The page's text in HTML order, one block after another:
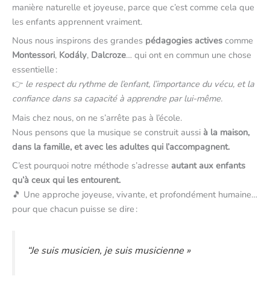
manière naturelle et joyeuse, parce que c’est comme cela que
les enfants apprennent vraiment.
Nous nous inspirons des grandes pédagogies actives comme
Montessori, Kodály, Dalcroze… qui ont en commun une chose
essentielle :
👉 le respect du rythme de l’enfant, l’importance du vécu, et la
confiance dans sa capacité à apprendre par lui-même.
Mais chez nous, on ne s’arrête pas à l’école.
Nous pensons que la musique se construit aussi à la maison,
dans la famille, et avec les adultes qui l’accompagnent.
C’est pourquoi notre méthode s’adresse autant aux enfants
qu’à ceux qui les entourent.
🎵 Une approche joyeuse, vivante, et profondément humaine…
pour que chacun puisse se dire :
“Je suis musicien, je suis musicienne »